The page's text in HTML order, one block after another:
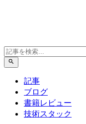
記事
ブログ
書籍レビュー
技術スタック